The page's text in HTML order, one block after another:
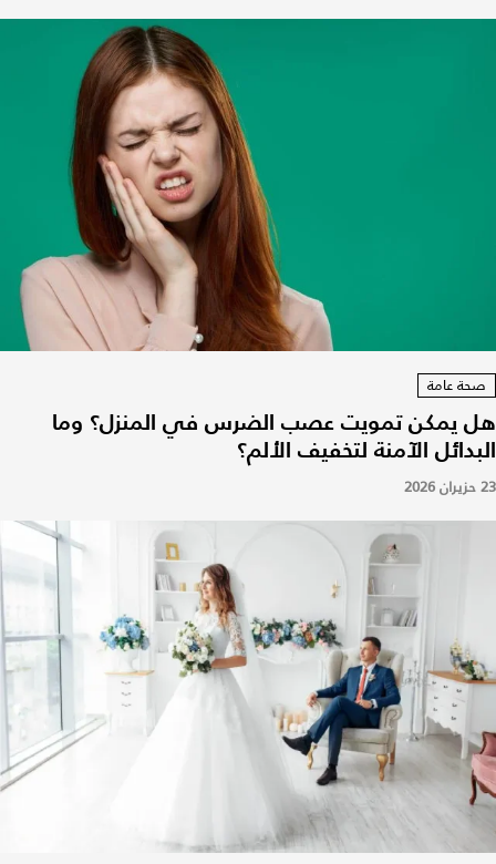
صحة عامة
هل يمكن تمويت عصب الضرس في المنزل؟ وما
البدائل الآمنة لتخفيف الألم؟
23 حزيران 2026